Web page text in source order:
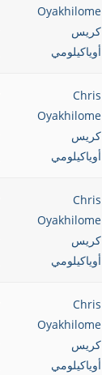
Oyakhilome
كريس
أوياكيلومي
Chris
Oyakhilome
كريس
أوياكيلومي
Chris
Oyakhilome
كريس
أوياكيلومي
Chris
Oyakhilome
كريس
أوياكيلومي